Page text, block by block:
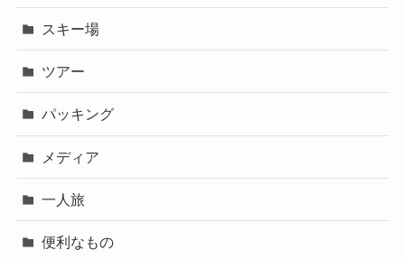
スキー場
ツアー
パッキング
メディア
一人旅
便利なもの